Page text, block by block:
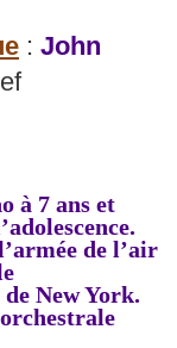
: John
à 7 ans et
de l’air
New York.